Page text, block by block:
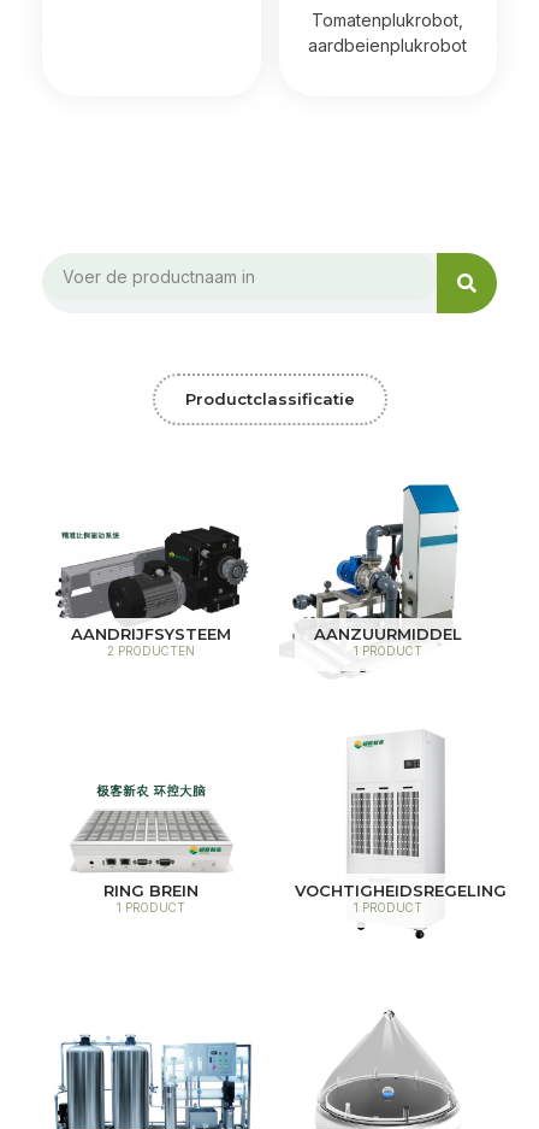
Tomatenplukrobot,
aardbeienplukrobot
Search
Productclassificatie
AANDRIJFSYSTEEM
2 PRODUCTEN
AANZUURMIDDEL
1 PRODUCT
RING BREIN
1 PRODUCT
VOCHTIGHEIDSREGELING
1 PRODUCT